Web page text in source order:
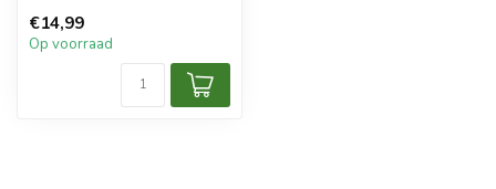
speelgoed...
€14,99
Op voorraad